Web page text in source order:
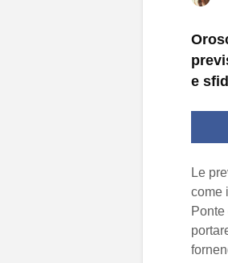
e
Le
come